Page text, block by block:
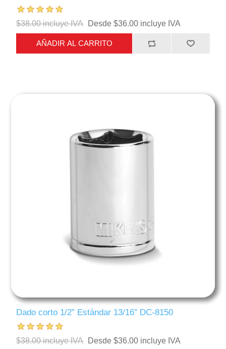
$38.00 incluye IVA Desde $36.00 incluye IVA
AÑADIR AL CARRITO
Dado corto 1/2” Estándar 13/16” DC-8150
$38.00 incluye IVA Desde $36.00 incluye IVA